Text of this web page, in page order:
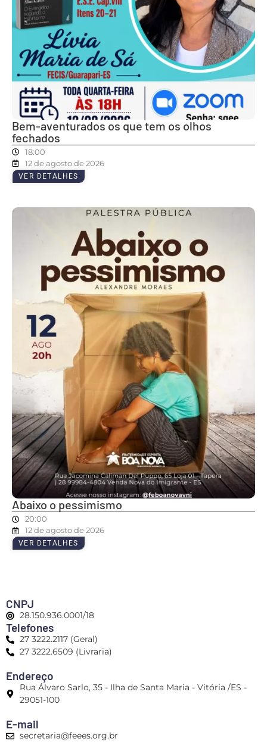
Bem-aventurados os que tem os olhos
fechados
18:00
12 de agosto de 2026
VER DETALHES
Abaixo o pessimismo
20:00
12 de agosto de 2026
VER DETALHES
CNPJ
28.150.936.0001/18
Telefones
27 3222.2117 (Geral)
27 3222.6509 (Livraria)
Endereço
Rua Álvaro Sarlo, 35 - Ilha de Santa Maria - Vitória /ES -
29051-100
E-mail
secretaria@feees.org.br